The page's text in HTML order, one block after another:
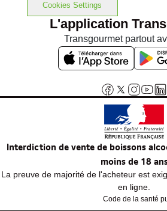
Cookies Settings
L'application
Transgourmet partout
Interdiction de vente de boissons
moins de 18
La preuve de majorité de l'acheteur est
en ligne.
Code de la santé